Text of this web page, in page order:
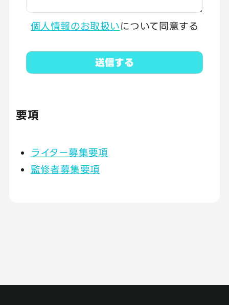
個人情報のお取扱いについて同意する
要項
ライター募集要項
監修者募集要項